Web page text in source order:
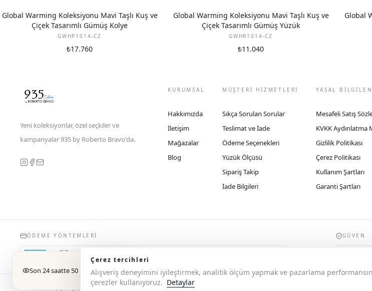
Son 24 saatte 50 kişi baktı
Global Warming Koleksiyonu Mavi Taşlı Kuş ve
Çiçek Tasarımlı Gümüş Kolye
GWHP1014-CZ
₺17.760
Global Warming Koleksiyonu Mavi Taşlı Kuş ve
Çiçek Tasarımlı Gümüş Yüzük
GWHR1014-CZ
₺11.040
Global
Yeni koleksiyonlar, özel seçkiler ve
kampanyalar 935 by Roberto Bravo'da.
KURUMSAL
Hakkımızda
İletişim
Mağazalar
Blog
MÜŞTERİ HİZMETLERİ
Sıkça Sorulan Sorular
Teslimat ve İade
Ödeme Seçenekleri
Yüzük Ölçüsü
Sipariş Takip
İade Bilgileri
YASAL
Mesafeli Satış
KVKK Aydınlatma
Gizlilik Politikası
Çerez Politikası
Kullanım Şartları
Garanti Şartları
ÖDEME YÖNTEMLERI GÜVEN
© 2026 Copyright 935 by Roberto Bravo
Çerez tercihleri
Alışveriş deneyimini iyileştirmek, analitik ölçüm yapmak ve pazarlama
çerezler kullanıyoruz. Detaylar